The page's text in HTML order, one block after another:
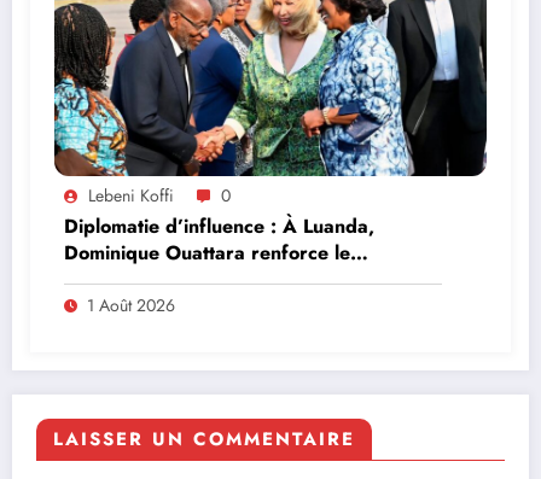
Lebeni Koffi 0
Diplomatie d’influence : À Luanda,
Dominique Ouattara renforce le
leadership solidaire de la Côte d’Ivoire en
Afrique
1 Août 2026
LAISSER UN COMMENTAIRE